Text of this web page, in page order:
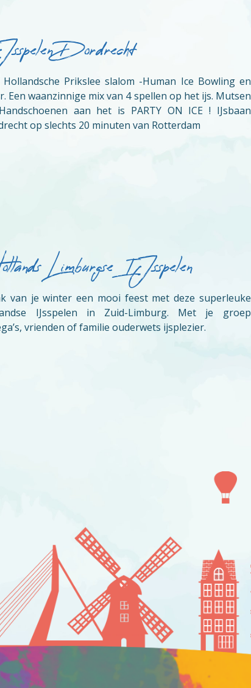
Dordrecht
Hollandsche Prikslee slalom -Human Ice Bowling en
Een waanzinnige mix van 4 spellen op het ijs. Mutsen
aan het is PARTY ON ICE ! IJsbaan
op slechts 20 minuten van Rotterdam
Limburgse IJsspelen
van je winter een mooi feest met deze superleuke
IJsspelen in Zuid-Limburg. Met je groep
vrienden of familie ouderwets ijsplezier.